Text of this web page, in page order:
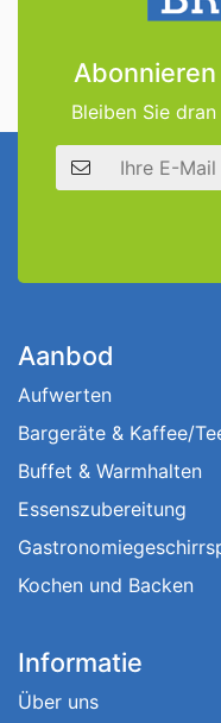
Bleiben Sie
E-Mail Adresse
Aanbod
Aufwerten
Bargeräte & Kaffee/
Buffet & Warmhalten
Essenszubereitung
Kochen und Backen
Informatie
Über uns